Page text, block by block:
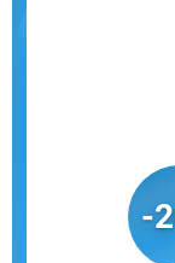
-